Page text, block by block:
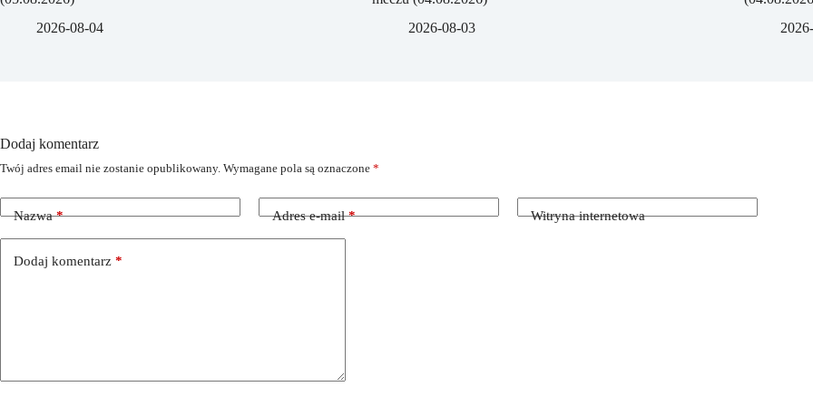
2026-08-04
2026-08-03
Dodaj komentarz
Twój adres email nie zostanie opublikowany. Wymagane pola są oznaczone *
Nazwa* Adres e-mail* Witryna internetowa
Dodaj komentarz *